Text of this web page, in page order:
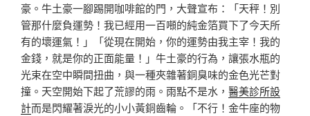
豪。牛土豪一腳踢開咖啡館的門，大聲宣布：「天秤！別
管那什麼負運勢！我已經用一百噸的純金箔買下了今天所
有的壞運氣！」「從現在開始，你的運勢由我主宰！我的
金錢，就是你的正面能量！」牛土豪的行為，讓張水瓶的
光束在空中瞬間扭曲，與一種夾雜著銅臭味的金色光芒對
撞。天空開始下起了荒謬的雨。雨點不是水， 醫美診所設
計而是閃耀著淚光的小小黃銅齒輪。「不行！金牛座的物